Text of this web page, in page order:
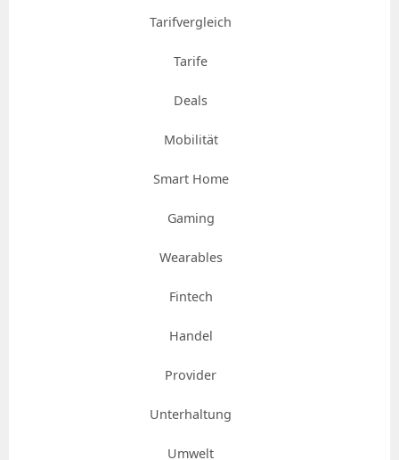
Tarifvergleich
Tarife
Deals
Mobilität
Smart Home
Gaming
Wearables
Fintech
Handel
Provider
Unterhaltung
Umwelt